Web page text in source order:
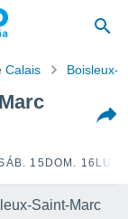
Calais Boisleux-
15 DOM. 16
Saint-Marc